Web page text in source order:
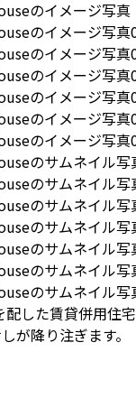
配した賃貸併用住
が降り注ぎます。